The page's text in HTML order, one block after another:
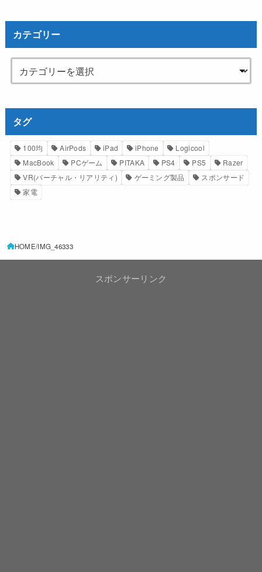
カテゴリー
タグ
100均 AirPods iPad iPhone
Logicool
MacBook
PCゲーム PITAKA PS4 PS5
Razer
VR(バーチャル・リアリティ)
ゲーミング製品
スポンサード
家電
HOME IMG_46333
スポンサーリンク